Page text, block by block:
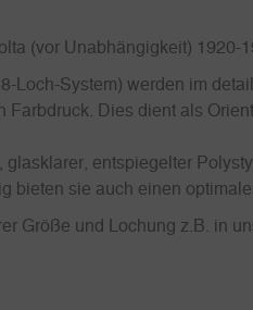
(vor Unabhängigkeit) 1920-
Loch-System) werden im
Farbdruck. Dies dient als
entspiegelter
bieten sie auch einen
Größe und Lochung z.B. in